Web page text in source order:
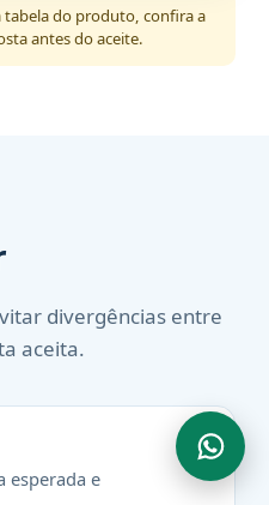
tabela do produto, confira a
antes do aceite.
divergências entre
aceita.
esperada e